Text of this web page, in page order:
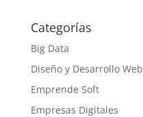
Categorías
Big Data
Diseño y Desarrollo Web
Emprende Soft
Empresas Digitales